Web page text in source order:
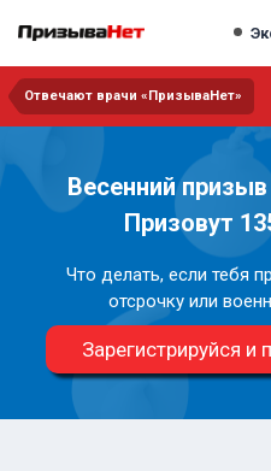
Отвечают врачи «ПризываНет»
Весенний
Призовут
Что делать, если тебя
отсрочку или
Зарегистрируйся и